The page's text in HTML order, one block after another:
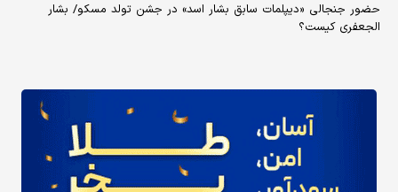
حضور جنجالی «دیپلمات سابق بشار اسد» در جشن تولد مسکو/ بشار
الجعفری کیست؟